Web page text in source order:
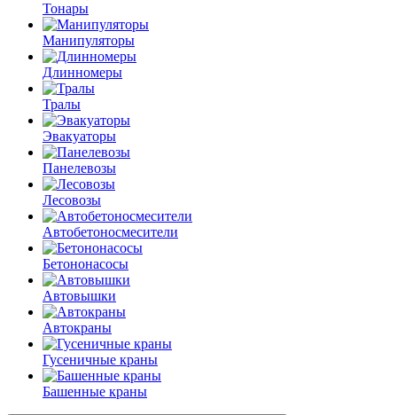
Тонары
Манипуляторы
Длинномеры
Тралы
Эвакуаторы
Панелевозы
Лесовозы
Автобетоно­смесители
Бетононасосы
Автовышки
Автокраны
Гусеничные краны
Башенные краны